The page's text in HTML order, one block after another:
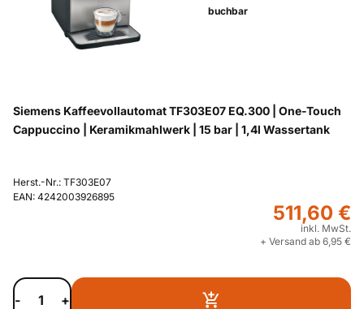
buchbar
Siemens Kaffeevollautomat TF303E07 EQ.300 | One-Touch
Cappuccino | Keramikmahlwerk | 15 bar | 1,4l Wassertank
Herst.-Nr.: TF303E07
EAN: 4242003926895
511,60 €
inkl. MwSt.
+ Versand ab 6,95 €
- +